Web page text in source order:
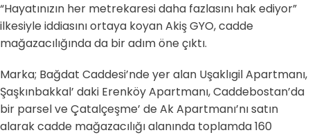
“Hayatınızın her metrekaresi daha fazlasını hak ediyor”
ilkesiyle iddiasını ortaya koyan Akiş GYO, cadde
mağazacılığında da bir adım öne çıktı.
Marka; Bağdat Caddesi’nde yer alan Uşaklıgil Apartmanı,
Şaşkınbakkal’ daki Erenköy Apartmanı, Caddebostan’da
bir parsel ve Çatalçeşme’ de Ak Apartmanı’nı satın
alarak cadde mağazacılığı alanında toplamda 160